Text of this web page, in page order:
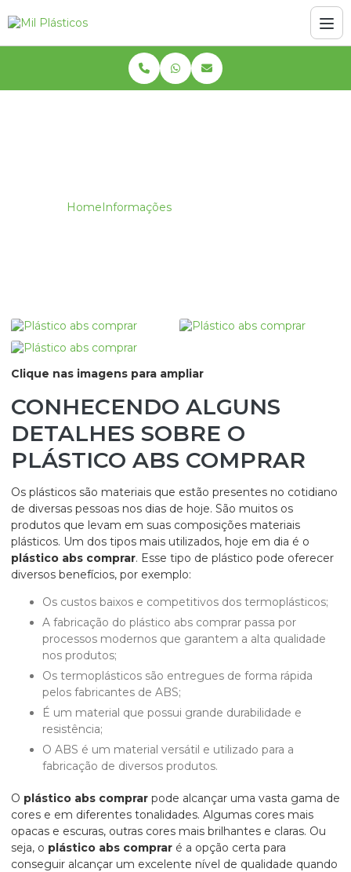
HomeInformaçõesPlástico abs comprar
Clique nas imagens para ampliar
CONHECENDO ALGUNS
DETALHES SOBRE O
PLÁSTICO ABS COMPRAR
Os plásticos são materiais que estão presentes no cotidiano
de diversas pessoas nos dias de hoje. São muitos os
produtos que levam em suas composições materiais
plásticos. Um dos tipos mais utilizados, hoje em dia é o
plástico abs comprar. Esse tipo de plástico pode oferecer
diversos benefícios, por exemplo:
Os custos baixos e competitivos dos termoplásticos;
A fabricação do plástico abs comprar passa por
processos modernos que garantem a alta qualidade
nos produtos;
Os termoplásticos são entregues de forma rápida
pelos fabricantes de ABS;
É um material que possui grande durabilidade e
resistência;
O ABS é um material versátil e utilizado para a
fabricação de diversos produtos.
O plástico abs comprar pode alcançar uma vasta gama de
cores e em diferentes tonalidades. Algumas cores mais
opacas e escuras, outras cores mais brilhantes e claras. Ou
seja, o plástico abs comprar é a opção certa para
conseguir alcançar um excelente nível de qualidade quando